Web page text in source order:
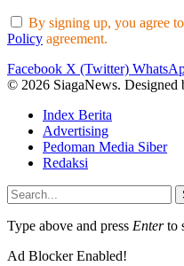
By signing up, you agree
Policy agreement.
Facebook X (Twitter)
© 2026 SiagaNews. Designed
Index Berita
Advertising
Pedoman Media Siber
Redaksi
Type above and press Enterto
Ad Blocker Enabled!